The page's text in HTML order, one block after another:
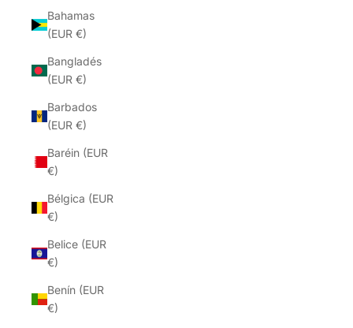
Bahamas
(EUR €)
Bangladés
(EUR €)
Barbados
(EUR €)
Baréin (EUR
€)
Bélgica (EUR
€)
Belice (EUR
€)
Benín (EUR
€)